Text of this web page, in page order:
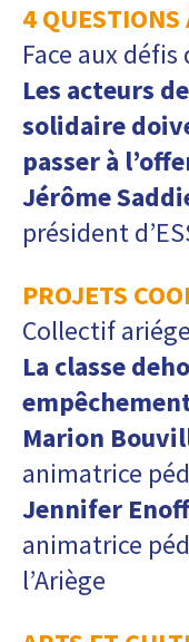
4
Face aux
Les acteurs
solidaire
passer à
Jérôme
président
PROJETS
Collectif
La classe
Marion
animatrice
Jennifer Enoff
animatrice
l’Ariège